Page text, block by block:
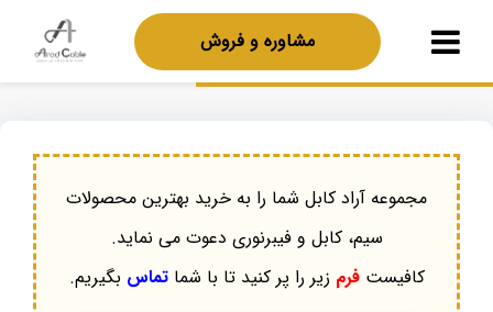
مشاوره و فروش
مجموعه آراد کابل شما را به خرید بهترین محصولات
سیم، کابل و فیبرنوری دعوت می نماید.
کافیستفرم زیر را پر کنید تا با شماتماس بگیریم.